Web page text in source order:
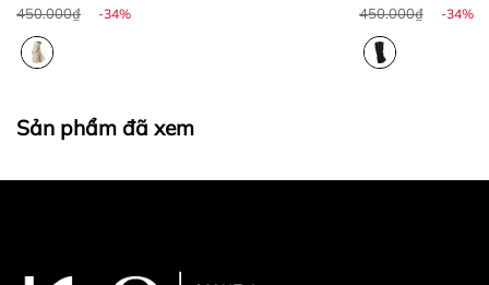
450.000₫ -34% 450.000₫ -34%
Sản phẩm đã xem